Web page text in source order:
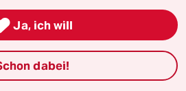
Ja, ich will
dabei!